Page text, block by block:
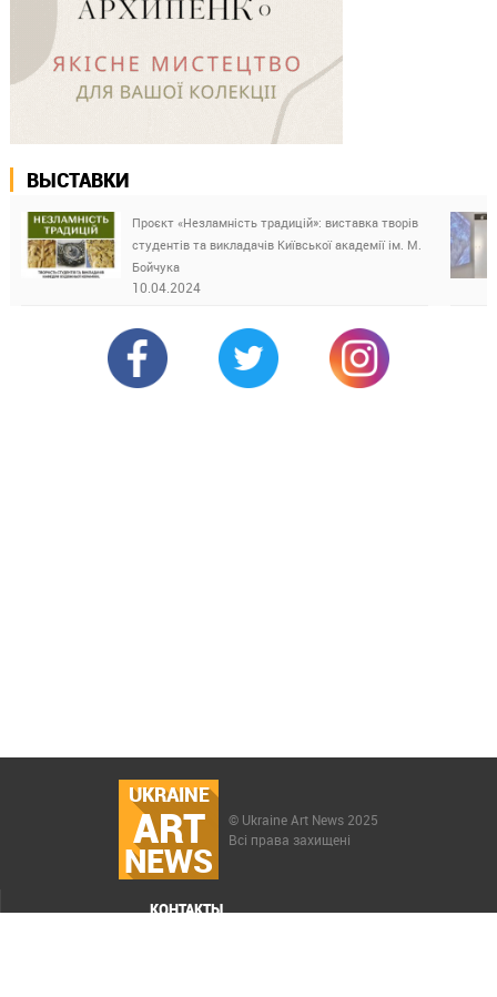
ВЫСТАВКИ
Проєкт «Незламність традицій»: виставка творів
студентів та викладачів Київської академії ім. М.
Бойчука
10.04.2024
UKRAINE
ART
NEWS
© Ukraine Art News 2025
Всі права захищені
КОНТАКТЫ